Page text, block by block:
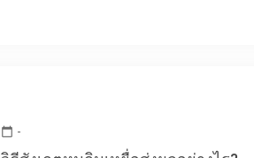
calendar_today -